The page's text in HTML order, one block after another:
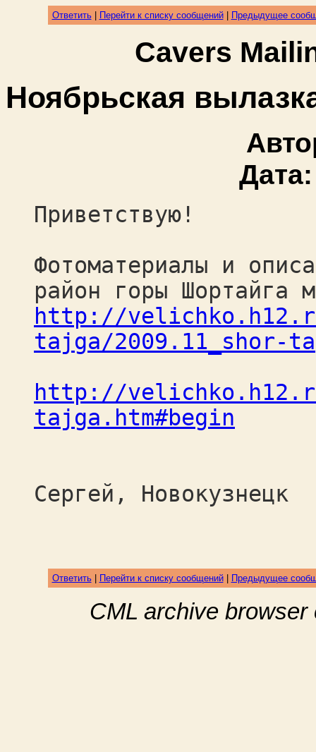
Ответить| Перейти к списку сообщений| Предыдущее
Cavers
Ноябрьская
Приветствую!
Фотоматериалы и
район горы Шортайга
http://
tajga/2009.11_shor-
http://
tajga.htm#begin
Сергей, Новокузнецк
Ответить| Перейти к списку сообщений| Предыдущее
CML archive